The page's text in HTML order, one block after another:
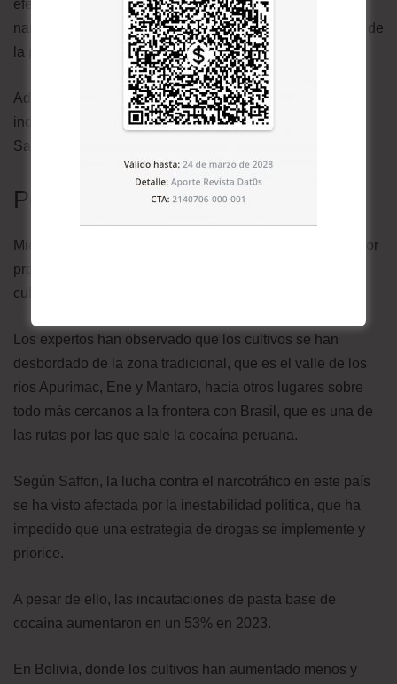
efecto significativo en las economías de las redes de
narcotráfico o si simplemente refleja el aumento general de
la producción de cocaína.
Además, “las redes criminales consideran que las
incautaciones son partes del costo del negocio”, afirma
Saffon.
Perú y Bolivia
Mientras eso ocurre en Colombia, Perú, el segundo mayor
productor, ha registrado un aumento sostenido de los
cultivos de coca en los últimos cinco años.
Los expertos han observado que los cultivos se han
desbordado de la zona tradicional, que es el valle de los
ríos Apurímac, Ene y Mantaro, hacia otros lugares sobre
todo más cercanos a la frontera con Brasil, que es una de
las rutas por las que sale la cocaína peruana.
Según Saffon, la lucha contra el narcotráfico en este país
se ha visto afectada por la inestabilidad política, que ha
impedido que una estrategia de drogas se implemente y
priorice.
A pesar de ello, las incautaciones de pasta base de
cocaína aumentaron en un 53% en 2023.
En Bolivia, donde los cultivos han aumentado menos y